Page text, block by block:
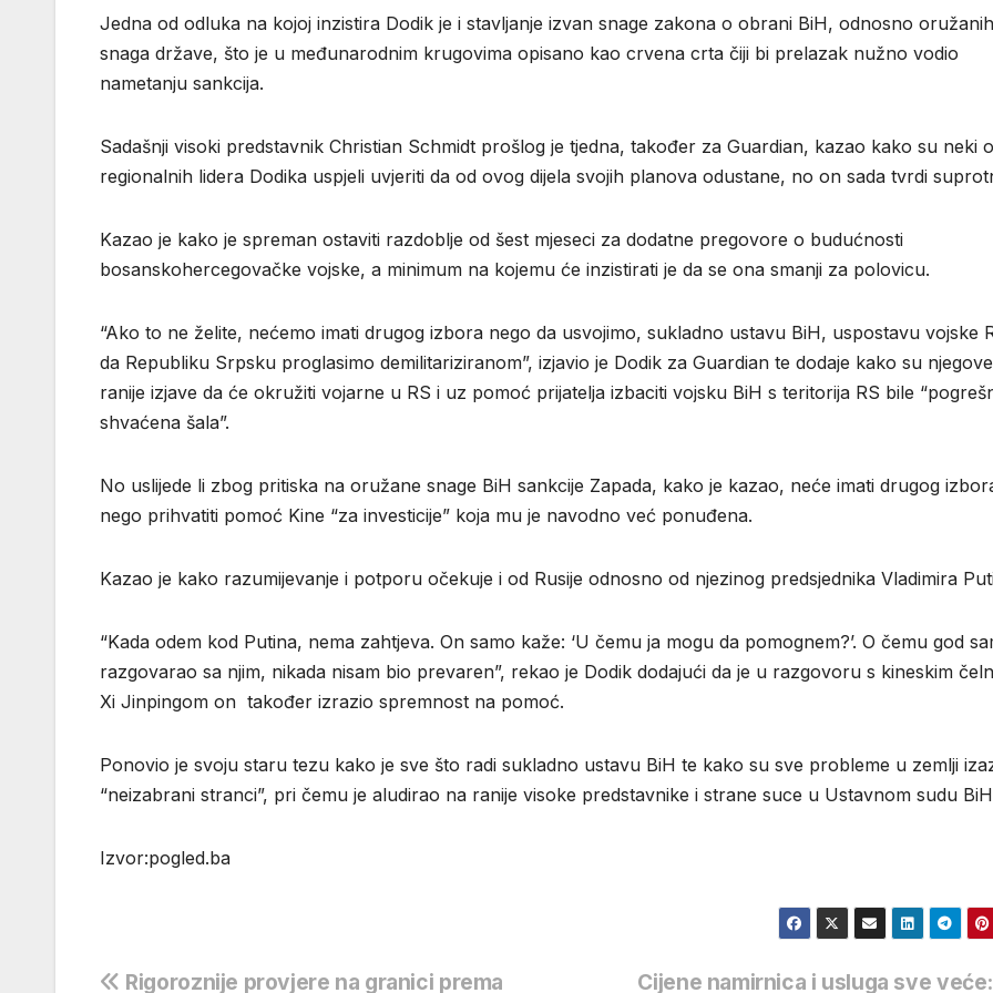
Jedna od odluka na kojoj inzistira Dodik je i stavljanje izvan snage zakona o obrani BiH, odnosno oružanih
snaga države, što je u međunarodnim krugovima opisano kao crvena crta čiji bi prelazak nužno vodio
nametanju sankcija.
Sadašnji visoki predstavnik Christian Schmidt prošlog je tjedna, također za Guardian, kazao kako su neki
regionalnih lidera Dodika uspjeli uvjeriti da od ovog dijela svojih planova odustane, no on sada tvrdi
Kazao je kako je spreman ostaviti razdoblje od šest mjeseci za dodatne pregovore o budućnosti
bosanskohercegovačke vojske, a minimum na kojemu će inzistirati je da se ona smanji za polovicu.
“Ako to ne želite, nećemo imati drugog izbora nego da usvojimo, sukladno ustavu BiH, uspostavu vojske
da Republiku Srpsku proglasimo demilitariziranom”, izjavio je Dodik za Guardian te dodaje kako su njegove
ranije izjave da će okružiti vojarne u RS i uz pomoć prijatelja izbaciti vojsku BiH s teritorija RS bile
shvaćena šala”.
No uslijede li zbog pritiska na oružane snage BiH sankcije Zapada, kako je kazao, neće imati drugog
nego prihvatiti pomoć Kine “za investicije” koja mu je navodno već ponuđena.
Kazao je kako razumijevanje i potporu očekuje i od Rusije odnosno od njezinog predsjednika Vladimira
“Kada odem kod Putina, nema zahtjeva. On samo kaže: ‘U čemu ja mogu da pomognem?’. O čemu god
razgovarao sa njim, nikada nisam bio prevaren”, rekao je Dodik dodajući da je u razgovoru s kineskim
Xi Jinpingom on također izrazio spremnost na pomoć.
Ponovio je svoju staru tezu kako je sve što radi sukladno ustavu BiH te kako su sve probleme u zemlji
“neizabrani stranci”, pri čemu je aludirao na ranije visoke predstavnike i strane suce u Ustavnom sudu
Izvor:pogled.ba
Cijene namirnica i usluga sve
Rigoroznije provjere na granici prema